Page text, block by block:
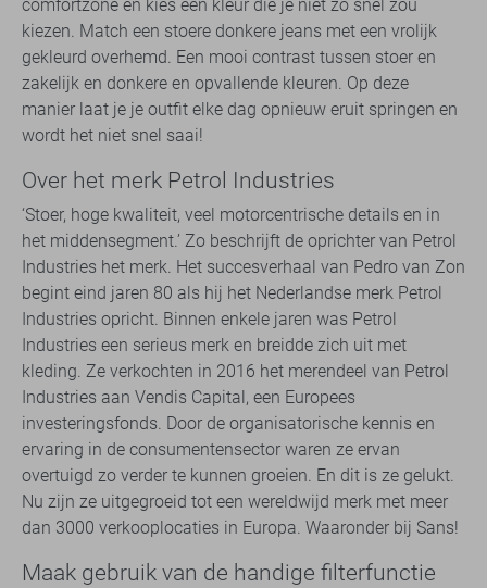
comfortzone en kies een kleur die je niet zo snel zou
kiezen. Match een stoere donkere jeans met een vrolijk
gekleurd overhemd. Een mooi contrast tussen stoer en
zakelijk en donkere en opvallende kleuren. Op deze
manier laat je je outfit elke dag opnieuw eruit springen en
wordt het niet snel saai!
​​​​​Over het merk Petrol Industries
​​​‘Stoer, hoge kwaliteit, veel motorcentrische details​​ en in
het middensegment.’ Zo beschrijft de oprichter van Petrol
Industries het merk. Het succesverhaal van Pedro van Zon
begint eind jaren 80 als hij het Nederlandse merk Petrol
Industries opricht. Binnen enkele jaren was Petrol
Industries een serieus merk en breidde zich uit met
kleding. Ze verkochten in 2016 het merendeel van Petrol
Industries aan Vendis Capital, een Europees
investeringsfonds. Door de organisatorische kennis en
ervaring in de consumentensector waren ze ervan
overtuigd zo verder te kunnen groeien. En dit is ze gelukt.
Nu zijn ze uitgegroeid tot een wereldwijd merk met meer
dan 3000 verkooplocaties in Europa. Waaronder bij Sans!
Maak gebruik van de handige filterfunctie